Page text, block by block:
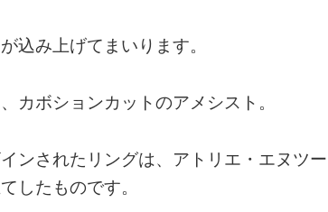
込み上げてまいります。
カボションカットのアメシスト。
ンされたリングは、アトリエ・エヌツー
したものです。